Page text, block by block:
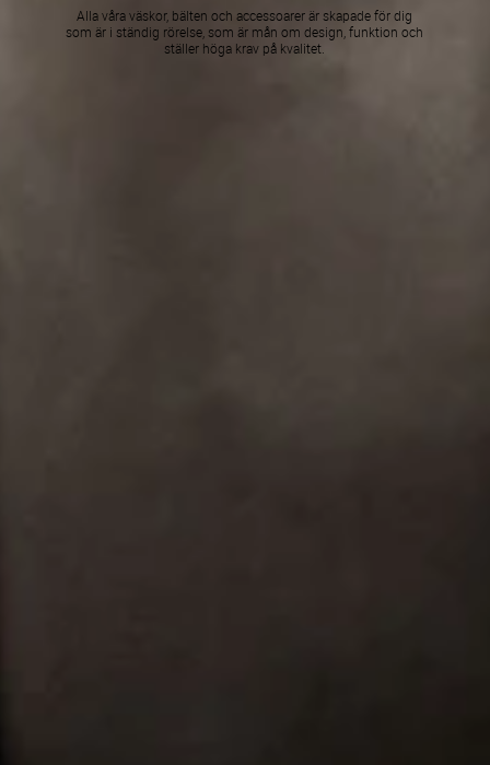
Alla våra väskor, bälten och accessoarer är skapade för dig
som är i ständig rörelse, som är mån om design, funktion och
ställer höga krav på kvalitet.